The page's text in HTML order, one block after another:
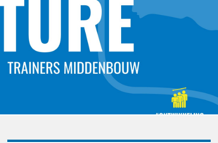
Aanmelden voor proeftraining
Lid worden van FC Lisse
De Club van 100
Uitschrijven
Over FC Lisse
Onze historie
Fysiotherapie voor leden